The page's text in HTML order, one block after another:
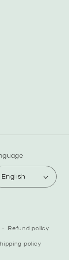
English
Refund policy
policy